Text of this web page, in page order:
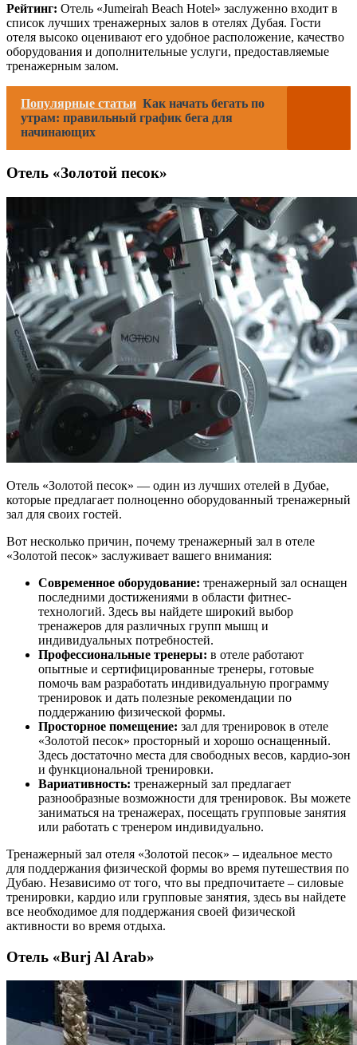
Рейтинг: Отель «Jumeirah Beach Hotel» заслуженно входит в
список лучших тренажерных залов в отелях Дубая. Гости
отеля высоко оценивают его удобное расположение, качество
оборудования и дополнительные услуги, предоставляемые
тренажерным залом.
Популярные статьи Как начать бегать по
утрам: правильный график бега для
начинающих
Отель «Золотой песок»
Отель «Золотой песок» — один из лучших отелей в Дубае,
которые предлагает полноценно оборудованный тренажерный
зал для своих гостей.
Вот несколько причин, почему тренажерный зал в отеле
«Золотой песок» заслуживает вашего внимания:
Современное оборудование: тренажерный зал оснащен
последними достижениями в области фитнес-
технологий. Здесь вы найдете широкий выбор
тренажеров для различных групп мышц и
индивидуальных потребностей.
Профессиональные тренеры: в отеле работают
опытные и сертифицированные тренеры, готовые
помочь вам разработать индивидуальную программу
тренировок и дать полезные рекомендации по
поддержанию физической формы.
Просторное помещение: зал для тренировок в отеле
«Золотой песок» просторный и хорошо оснащенный.
Здесь достаточно места для свободных весов, кардио-зон
и функциональной тренировки.
Вариативность: тренажерный зал предлагает
разнообразные возможности для тренировок. Вы можете
заниматься на тренажерах, посещать групповые занятия
или работать с тренером индивидуально.
Тренажерный зал отеля «Золотой песок» – идеальное место
для поддержания физической формы во время путешествия по
Дубаю. Независимо от того, что вы предпочитаете – силовые
тренировки, кардио или групповые занятия, здесь вы найдете
все необходимое для поддержания своей физической
активности во время отдыха.
Отель «Burj Al Arab»